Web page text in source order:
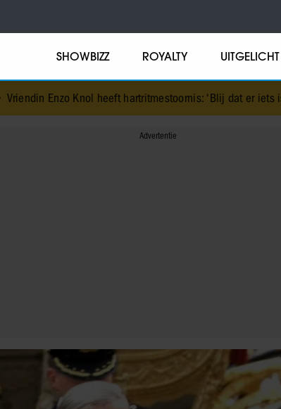
SHOWBIZZ ROYALTY UITGELICHT
heeft hartritmestoornis: ‘Blij dat er iets is gevonden’ •